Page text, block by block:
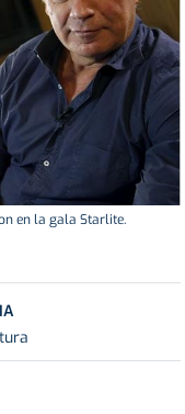
en la gala Starlite.